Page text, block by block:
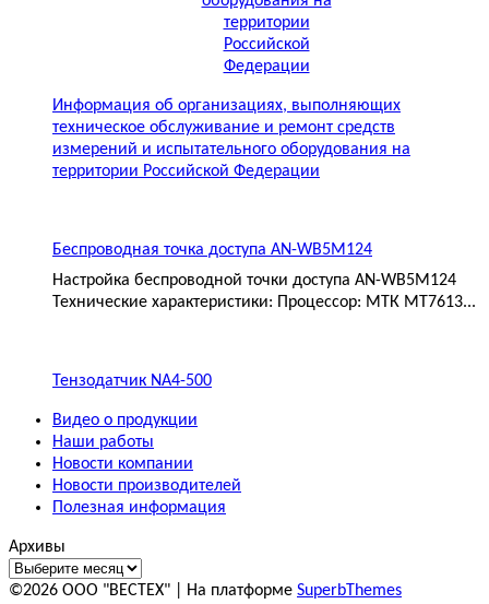
Информация об организациях, выполняющих
техническое обслуживание и ремонт средств
измерений и испытательного оборудования на
территории Российской Федерации
Беспроводная точка доступа AN-WB5M124
Настройка беспроводной точки доступа AN-WB5M124
Технические характеристики: Процессор: МТК MT7613...
Тензодатчик NA4-500
Видео о продукции
Наши работы
Новости компании
Новости производителей
Полезная информация
Архивы
©2026 ООО "ВЕСТЕХ" | На платформе SuperbThemes